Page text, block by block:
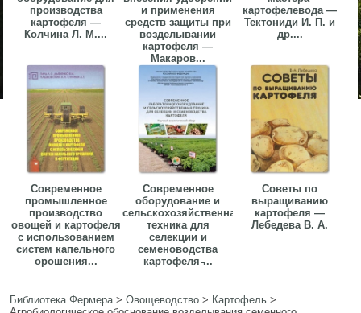
производства
картофеля —
Колчина Л. М....
и применения
средств защиты при
возделывании
картофеля —
Макаров...
картофелевода —
Тектониди И. П. и
др....
Современное
промышленное
производство
овощей и картофеля
с использованием
систем капельного
орошения...
Современное
оборудование и
сельскохозяйственная
техника для
селекции и
семеноводства
картофеля ̵...
Советы по
выращиванию
картофеля —
Лебедева В. А.
Библиотека Фермера>Овощеводство > Картофель >